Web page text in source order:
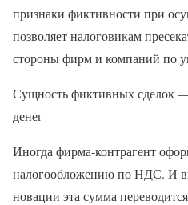
признаки фиктивности при
позволяет налоговикам
стороны фирм и компаний по
Сущность фиктивных сделок
денег
Иногда фирма-контрагент
налогообложению по НДС. И
новации эта сумма